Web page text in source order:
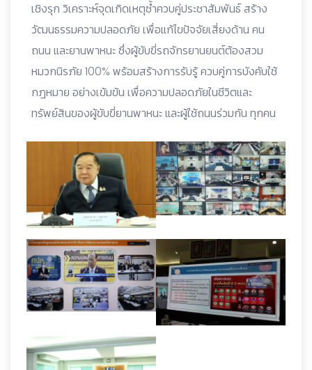
เชิงรุก วิเคราะห์จุดเกิดเหตุซ้ำควบคู่ประชาสัมพันธ์ สร้าง
วัฒนธรรมความปลอดภัย เพื่อแก้ไขปัจจัยเสี่ยงด้าน คน
ถนน และยานพาหนะ ซึ่งผู้ขับขี่รถจักรยานยนต์ต้องสวม
หมวกนิรภัย 100% พร้อมสร้างการรับรู้ ควบคู่การบังคับใช้
กฎหมาย อย่างเข้มข้น เพื่อความปลอดภัยในชีวิตและ
ทรัพย์สินของผู้ขับขี่ยานพาหนะ และผู้ใช้ถนนร่วมกัน ทุกคน